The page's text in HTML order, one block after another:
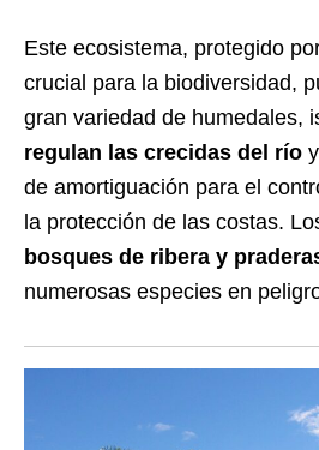
Este ecosistema, protegido
crucial para la biodiversidad,
gran variedad de humedales,
regulan las crecidas del río
de amortiguación para el
la protección de las costas.
bosques de ribera y
numerosas especies en